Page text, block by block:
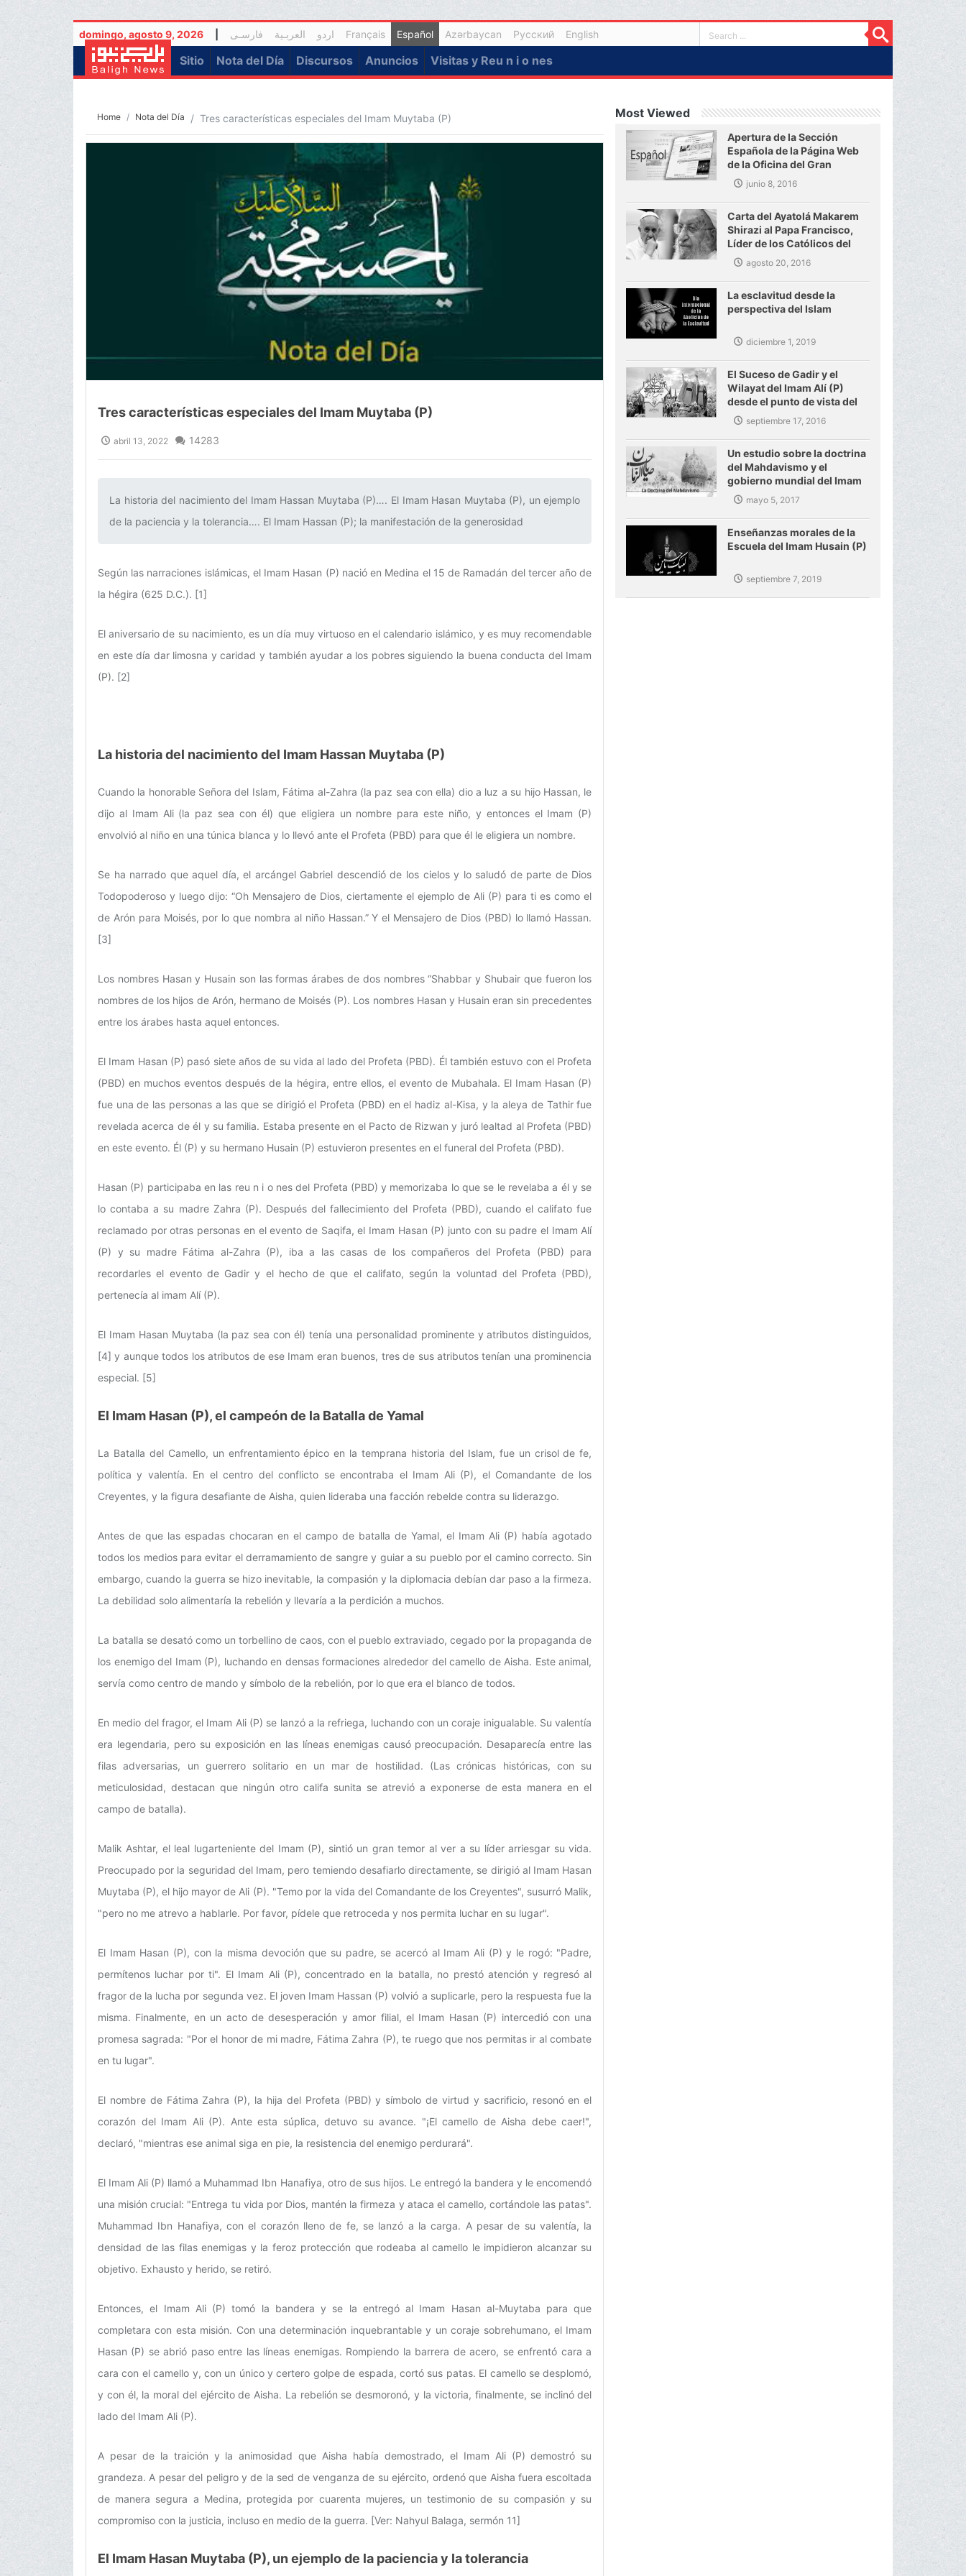
domingo, agosto 9, 2026 فارسـی (current)
العربـیة اردو Français Español Azərbaycan Русский English
Sitio Nota del Día Discursos Anuncios Visitas y Reu n i o nes
Home Nota del Día Tres características especiales del Imam Muytaba (P)
Tres características especiales del Imam Muytaba (P)
abril 13, 2022 14283
La historia del nacimiento del Imam Hassan Muytaba (P)…. El Imam Hasan Muytaba (P), un ejemplo
de la paciencia y la tolerancia…. El Imam Hassan (P); la manifestación de la generosidad‌
Según las narraciones islámicas, el Imam Hasan (P) nació en Medina el 15 de Ramadán del tercer año de
la hégira (625 D.C.). [1]
El aniversario de su nacimiento, es un día muy virtuoso en el calendario islámico, y es muy recomendable
en este día dar limosna y caridad y también ayudar a los pobres siguiendo la buena conducta del Imam
(P). [2]
La historia del nacimiento del Imam Hassan Muytaba (P)
Cuando la honorable Señora del Islam, Fátima al-Zahra (la paz sea con ella) dio a luz a su hijo Hassan, le
dijo al Imam Ali (la paz sea con él) que eligiera un nombre para este niño, y entonces el Imam (P)
envolvió al niño en una túnica blanca y lo llevó ante el Profeta (PBD) para que él le eligiera un nombre.
Se ha narrado que aquel día, el arcángel Gabriel descendió de los cielos y lo saludó de parte de Dios
Todopoderoso y luego dijo: “Oh Mensajero de Dios, ciertamente el ejemplo de Ali (P) para ti es como el
de Arón para Moisés, por lo que nombra al niño Hassan.” Y el Mensajero de Dios (PBD) lo llamó Hassan.
[3]
Los nombres Hasan y Husain son las formas árabes de dos nombres “Shabbar y Shubair que fueron los
nombres de los hijos de Arón, hermano de Moisés (P). Los nombres Hasan y Husain eran sin precedentes
entre los árabes hasta aquel entonces.
El Imam Hasan (P) pasó siete años de su vida al lado del Profeta (PBD). Él también estuvo con el Profeta
(PBD) en muchos eventos después de la hégira, entre ellos, el evento de Mubahala. El Imam Hasan (P)
fue una de las personas a las que se dirigió el Profeta (PBD) en el hadiz al-Kisa, y la aleya de Tathir fue
revelada acerca de él y su familia. Estaba presente en el Pacto de Rizwan y juró lealtad al Profeta (PBD)
en este evento. Él (P) y su hermano Husain (P) estuvieron presentes en el funeral del Profeta (PBD).
Hasan (P) participaba en las reu n i o nes del Profeta (PBD) y memorizaba lo que se le revelaba a él y se
lo contaba a su madre Zahra (P). Después del fallecimiento del Profeta (PBD), cuando el califato fue
reclamado por otras personas en el evento de Saqifa, el Imam Hasan (P) junto con su padre el Imam Alí
(P) y su madre Fátima al-Zahra (P), iba a las casas de los compañeros del Profeta (PBD) para
recordarles el evento de Gadir y el hecho de que el califato, según la voluntad del Profeta (PBD),
pertenecía al imam Alí (P).
El Imam Hasan Muytaba (la paz sea con él) tenía una personalidad prominente y atributos distinguidos,
[4] y aunque todos los atributos de ese Imam eran buenos, tres de sus atributos tenían una prominencia
especial. [5]
El Imam Hasan (P), el campeón de la Batalla de Yamal
La Batalla del Camello, un enfrentamiento épico en la temprana historia del Islam, fue un crisol de fe,
política y valentía. En el centro del conflicto se encontraba el Imam Ali (P), el Comandante de los
Creyentes, y la figura desafiante de Aisha, quien lideraba una facción rebelde contra su liderazgo.
Antes de que las espadas chocaran en el campo de batalla de Yamal, el Imam Ali (P) había agotado
todos los medios para evitar el derramamiento de sangre y guiar a su pueblo por el camino correcto. Sin
embargo, cuando la guerra se hizo inevitable, la compasión y la diplomacia debían dar paso a la firmeza.
La debilidad solo alimentaría la rebelión y llevaría a la perdición a muchos.
La batalla se desató como un torbellino de caos, con el pueblo extraviado, cegado por la propaganda de
los enemigo del Imam (P), luchando en densas formaciones alrededor del camello de Aisha. Este animal,
servía como centro de mando y símbolo de la rebelión, por lo que era el blanco de todos.
En medio del fragor, el Imam Ali (P) se lanzó a la refriega, luchando con un coraje inigualable. Su valentía
era legendaria, pero su exposición en las líneas enemigas causó preocupación. Desaparecía entre las
filas adversarias, un guerrero solitario en un mar de hostilidad. (Las crónicas históricas, con su
meticulosidad, destacan que ningún otro califa sunita se atrevió a exponerse de esta manera en el
campo de batalla).
Malik Ashtar, el leal lugarteniente del Imam (P), sintió un gran temor al ver a su líder arriesgar su vida.
Preocupado por la seguridad del Imam, pero temiendo desafiarlo directamente, se dirigió al Imam Hasan
Muytaba (P), el hijo mayor de Ali (P). "Temo por la vida del Comandante de los Creyentes", susurró Malik,
"pero no me atrevo a hablarle. Por favor, pídele que retroceda y nos permita luchar en su lugar".
El Imam Hasan (P), con la misma devoción que su padre, se acercó al Imam Ali (P) y le rogó: "Padre,
permítenos luchar por ti". El Imam Ali (P), concentrado en la batalla, no prestó atención y regresó al
fragor de la lucha por segunda vez. El joven Imam Hassan (P) volvió a suplicarle, pero la respuesta fue la
misma. Finalmente, en un acto de desesperación y amor filial, el Imam Hasan (P) intercedió con una
promesa sagrada: "Por el honor de mi madre, Fátima Zahra (P), te ruego que nos permitas ir al combate
en tu lugar".
El nombre de Fátima Zahra (P), la hija del Profeta (PBD) y símbolo de virtud y sacrificio, resonó en el
corazón del Imam Ali (P). Ante esta súplica, detuvo su avance. "¡El camello de Aisha debe caer!",
declaró, "mientras ese animal siga en pie, la resistencia del enemigo perdurará".
El Imam Ali (P) llamó a Muhammad Ibn Hanafiya, otro de sus hijos. Le entregó la bandera y le encomendó
una misión crucial: "Entrega tu vida por Dios, mantén la firmeza y ataca el camello, cortándole las patas".
Muhammad Ibn Hanafiya, con el corazón lleno de fe, se lanzó a la carga. A pesar de su valentía, la
densidad de las filas enemigas y la feroz protección que rodeaba al camello le impidieron alcanzar su
objetivo. Exhausto y herido, se retiró.
Entonces, el Imam Ali (P) tomó la bandera y se la entregó al Imam Hasan al-Muytaba para que
completara con esta misión. Con una determinación inquebrantable y un coraje sobrehumano, el Imam
Hasan (P) se abrió paso entre las líneas enemigas. Rompiendo la barrera de acero, se enfrentó cara a
cara con el camello y, con un único y certero golpe de espada, cortó sus patas. El camello se desplomó,
y con él, la moral del ejército de Aisha. La rebelión se desmoronó, y la victoria, finalmente, se inclinó del
lado del Imam Ali (P).
A pesar de la traición y la animosidad que Aisha había demostrado, el Imam Ali (P) demostró su
grandeza. A pesar del peligro y de la sed de venganza de su ejército, ordenó que Aisha fuera escoltada
de manera segura a Medina, protegida por cuarenta mujeres, un testimonio de su compasión y su
compromiso con la justicia, incluso en medio de la guerra. [Ver: Nahyul Balaga, sermón 11]
El Imam Hasan Muytaba (P), un ejemplo de la paciencia y la tolerancia
Most Viewed
Apertura de la Sección
Española de la Página Web
de la Oficina del Gran
Ayatolá Makarem Shirazi
junio 8, 2016
Carta del Ayatolá Makarem
Shirazi al Papa Francisco,
Líder de los Católicos del
mundoagosto 20, 2016
La esclavitud desde la
perspectiva del Islam
diciembre 1, 2019
El Suceso de Gadir y el
Wilayat del Imam Alí (P)
desde el punto de vista del
Ayatolá Makarem Shirazi
septiembre 17, 2016
Un estudio sobre la doctrina
del Mahdavismo y el
gobierno mundial del Imam
Mahdi (P)
mayo 5, 2017
Enseñanzas morales de la
Escuela del Imam Husain (P)
septiembre 7, 2019